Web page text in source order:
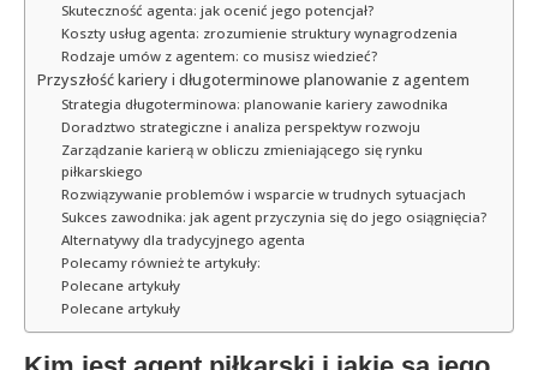
Skuteczność agenta: jak ocenić jego potencjał?
Koszty usług agenta: zrozumienie struktury wynagrodzenia
Rodzaje umów z agentem: co musisz wiedzieć?
Przyszłość kariery i długoterminowe planowanie z agentem
Strategia długoterminowa: planowanie kariery zawodnika
Doradztwo strategiczne i analiza perspektyw rozwoju
Zarządzanie karierą w obliczu zmieniającego się rynku
piłkarskiego
Rozwiązywanie problemów i wsparcie w trudnych sytuacjach
Sukces zawodnika: jak agent przyczynia się do jego osiągnięcia?
Alternatywy dla tradycyjnego agenta
Polecamy również te artykuły:
Polecane artykuły
Polecane artykuły